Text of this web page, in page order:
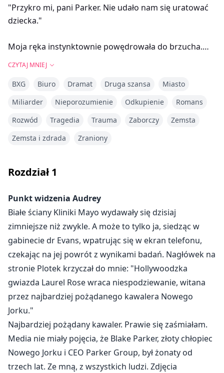
"Przykro mi, pani Parker. Nie udało nam się uratować
dziecka."
Moja ręka instynktownie powędrowała do brzucha.
"Twoje osłabione przez raka ciało nie jest w stanie
utrzymać ciąży. Musimy ją zakończyć, i to szybko,"
Po operacji ON się pojawił. "Audrey Sinclair! Jak śmiesz
Chciałam wylać swój ból, poczuć jego objęcia. Ale kiedy
Bez wahania odszedł z tą "delikatną" kobietą. Takiej
czułości nigdy nie zaznałam.
Jednak już mi to nie przeszkadza, bo nie mam nic -
mojego dziecka, mojej miłości, a nawet... mojego życia.
Audrey Sinclair, biedna kobieta, zakochała się w
mężczyźnie, w którym nie powinna. Blake Parker,
najpotężniejszy miliarder w Nowym Jorku, ma
wszystko, o czym mężczyzna może marzyć - pieniądze,
władzę, wpływy - ale jednej rzeczy nie ma: nie kocha jej.
CZYTAJ MNIEJ
BXG Biuro Dramat Druga szansa
Miasto
Miliarder
Nieporozumienie Odkupienie
Romans
Rozwód
Tragedia Trauma Zaborczy
Zemsta
Zemsta i zdrada
Zraniony
Rozdział1
Punkt widzenia Audrey
Białe ściany Kliniki Mayo wydawały się dzisiaj
zimniejsze niż zwykle. A może to tylko ja, siedząc w
gabinecie dr Evans, wpatrując się w ekran telefonu,
czekając na jej powrót z wynikami badań. Nagłówek na
stronie Plotek krzyczał do mnie: "Hollywoodzka
gwiazda Laurel Rose wraca niespodziewanie, witana
przez najbardziej pożądanego kawalera Nowego
Jorku."
Najbardziej pożądany kawaler. Prawie się zaśmiałam.
Media nie miały pojęcia, że Blake Parker, złoty chłopiec
Nowego Jorku i CEO Parker Group, był żonaty od
trzech lat. Ze mną, z wszystkich ludzi. Zdjęcia